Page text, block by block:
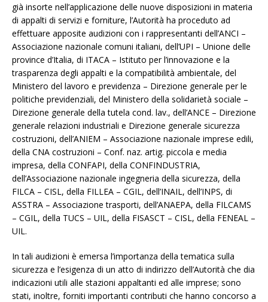
già insorte nell’applicazione delle nuove disposizioni in materia
di appalti di servizi e forniture, l’Autorità ha proceduto ad
effettuare apposite audizioni con i rappresentanti dell’ANCI –
Associazione nazionale comuni italiani, dell’UPI – Unione delle
province d’Italia, di ITACA – Istituto per l’innovazione e la
trasparenza degli appalti e la compatibilità ambientale, del
Ministero del lavoro e previdenza – Direzione generale per le
politiche previdenziali, del Ministero della solidarietà sociale –
Direzione generale della tutela cond. lav., dell’ANCE – Direzione
generale relazioni industriali e Direzione generale sicurezza
costruzioni, dell’ANIEM – Associazione nazionale imprese edili,
della CNA costruzioni – Conf. naz. artig. piccola e media
impresa, della CONFAPI, della CONFINDUSTRIA,
dell’Associazione nazionale ingegneria della sicurezza, della
FILCA – CISL, della FILLEA – CGIL, dell’INAIL, dell’INPS, di
ASSTRA – Associazione trasporti, dell’ANAEPA, della FILCAMS
– CGIL, della TUCS – UIL, della FISASCT – CISL, della FENEAL –
UIL.
In tali audizioni è emersa l’importanza della tematica sulla
sicurezza e l’esigenza di un atto di indirizzo dell’Autorità che dia
indicazioni utili alle stazioni appaltanti ed alle imprese; sono
stati, inoltre, forniti importanti contributi che hanno concorso a